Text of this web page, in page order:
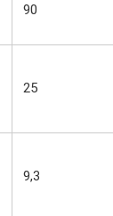
90
25
9,3